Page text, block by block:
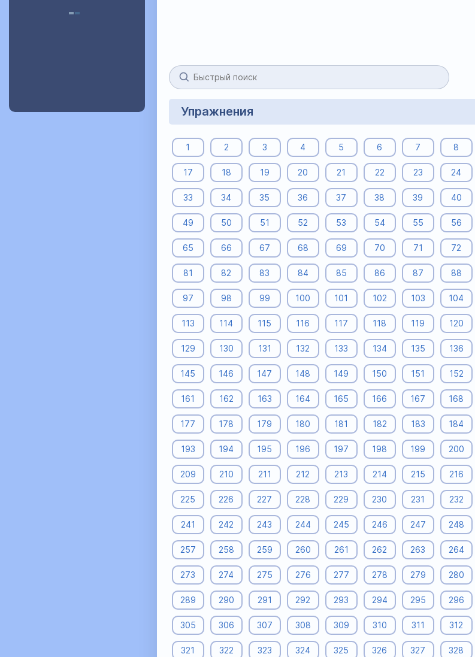
Упражнения
1 2 3 4 5 6 7 8
17 18 19 20 21 22 23 24
33 34 35 36 37 38 39 40
49 50 51 52 53 54 55 56
65 66 67 68 69 70 71 72
81 82 83 84 85 86 87 88
97 98 99 100 101 102 103 104
113 114 115 116 117 118 119 120
129 130 131 132 133 134 135 136
145 146 147 148 149 150 151 152
161 162 163 164 165 166 167 168
177 178 179 180 181 182 183 184
193 194 195 196 197 198 199 200
209 210 211 212 213 214 215 216
225 226 227 228 229 230 231 232
241 242 243 244 245 246 247 248
257 258 259 260 261 262 263 264
273 274 275 276 277 278 279 280
289 290 291 292 293 294 295 296
305 306 307 308 309 310 311 312
321 322 323 324 325 326 327 328